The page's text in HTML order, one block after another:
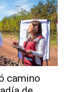
camino